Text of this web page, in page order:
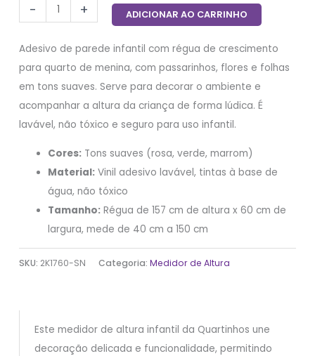
- + ADICIONAR AO CARRINHO
Adesivo de parede infantil com régua de crescimento
para quarto de menina, com passarinhos, flores e folhas
em tons suaves. Serve para decorar o ambiente e
acompanhar a altura da criança de forma lúdica. É
lavável, não tóxico e seguro para uso infantil.
Cores: Tons suaves (rosa, verde, marrom)
Material: Vinil adesivo lavável, tintas à base de
água, não tóxico
Tamanho: Régua de 157 cm de altura x 60 cm de
largura, mede de 40 cm a 150 cm
SKU: 2K1760-SN Categoria:Medidor de Altura
Este medidor de altura infantil da Quartinhos une
decoração delicada e funcionalidade, permitindo